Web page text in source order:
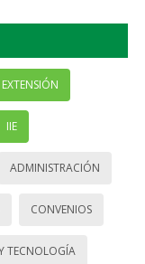
EXTENSIÓN
IIE
ADMINISTRACIÓN
CONVENIOS
TECNOLOGÍA